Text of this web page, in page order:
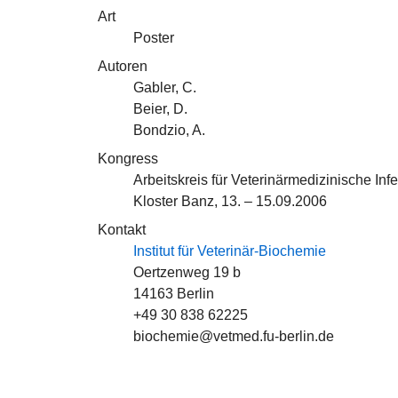
Art
Poster
Autoren
Gabler, C.
Beier, D.
Bondzio, A.
Kongress
Arbeitskreis für Veterinärmedizinische
Kloster Banz, 13. – 15.09.2006
Kontakt
Institut für Veterinär-Biochemie
Oertzenweg 19 b
14163 Berlin
+49 30 838 62225
biochemie@vetmed.fu-berlin.de